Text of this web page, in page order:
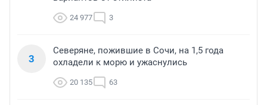
24 977 3
3
Северяне, пожившие в Сочи, на 1,5 года
охладели к морю и ужаснулись
20 135 63